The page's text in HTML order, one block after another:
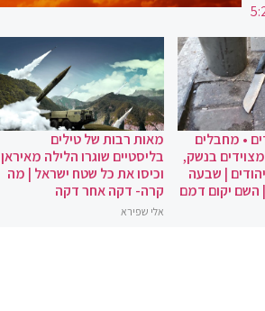
• מחבלים
מצוידים בנשק,
| שבעה
השם יקום דמם
מאות רבות של טילים
בליסטיים שוגרו הלילה מאיראן
וכיסו את כל שטח ישראל | מה
קרה- דקה אחר דקה
אלי שפירא